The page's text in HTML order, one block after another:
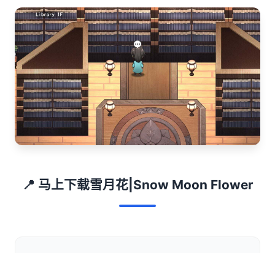
📍 马上下载雪月花|Snow Moon Flower